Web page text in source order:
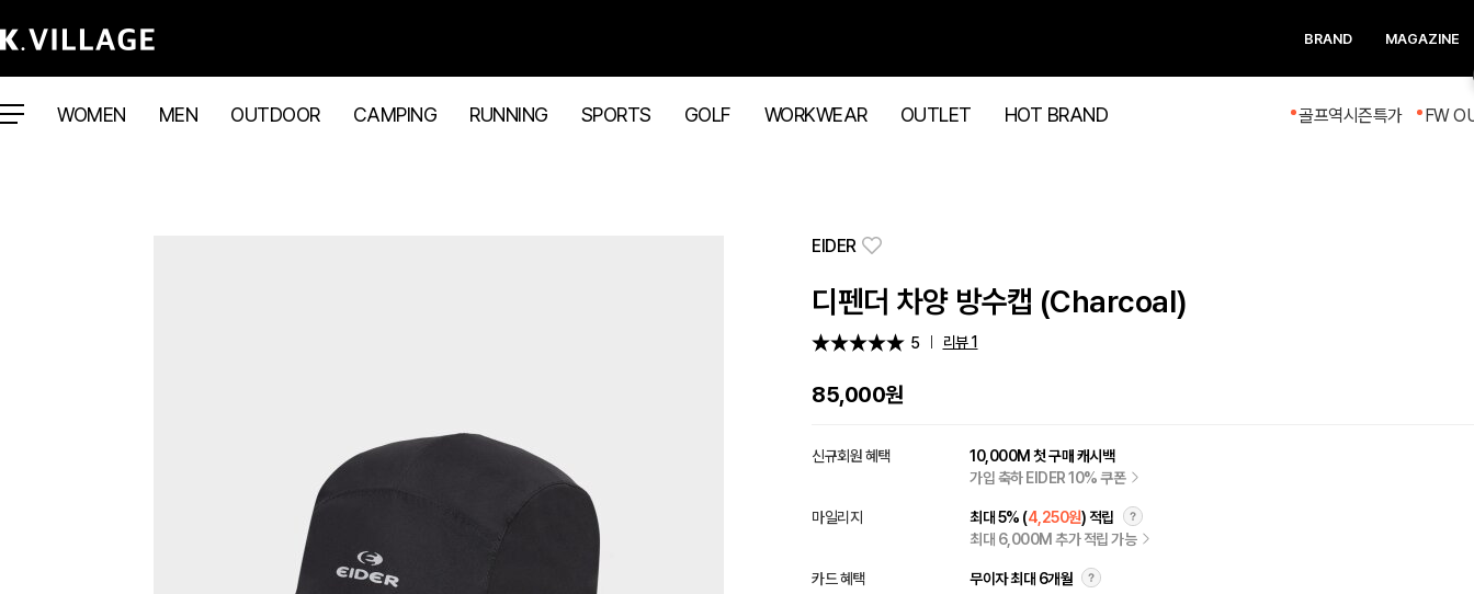
BRAND MAGAZINE
WOMEN MEN OUTDOOR CAMPING RUNNING SPORTS GOLF WORKWEAR OUTLET HOT BRAND 골프역시즌특가 FW
EIDER
디펜더 차양 방수캡 (Charcoal)
5 리뷰 1
85,000원
신규회원 혜택
10,000M 첫 구매 캐시백
가입 축하 EIDER 10% 쿠폰
마일리지 최대 5% (4,250원) 적립
최대 6,000M 추가 적립 가능
카드 혜택 무이자 최대 6개월